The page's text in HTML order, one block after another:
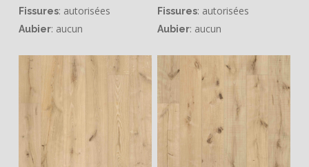
Fissures: autorisées
Aubier: aucun
Fissures: autorisées
Aubier: aucun